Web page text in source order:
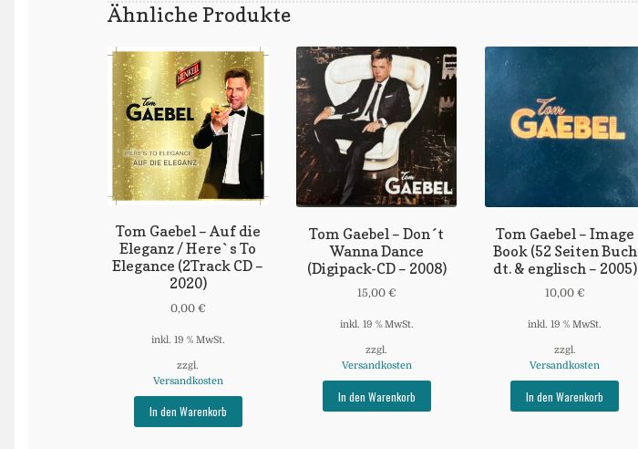
Ähnliche Produkte
Tom Gaebel – Auf die
Eleganz / Here`s To
Elegance (2Track CD –
2020)
0,00 €
inkl. 19 % MwSt.
zzgl.
Versandkosten
In den Warenkorb
Tom Gaebel – Don´t
Wanna Dance
(Digipack-CD – 2008)
15,00 €
inkl. 19 % MwSt.
zzgl.
Versandkosten
In den Warenkorb
Tom Gaebel – Image
Book (52 Seiten Buch
dt. & englisch – 2005)
10,00 €
inkl. 19 % MwSt.
zzgl.
Versandkosten
In den Warenkorb